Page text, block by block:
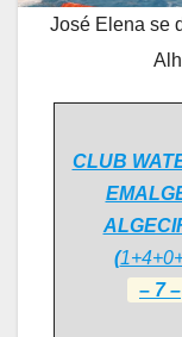
José Elena se
CLUB
(
– 7 –